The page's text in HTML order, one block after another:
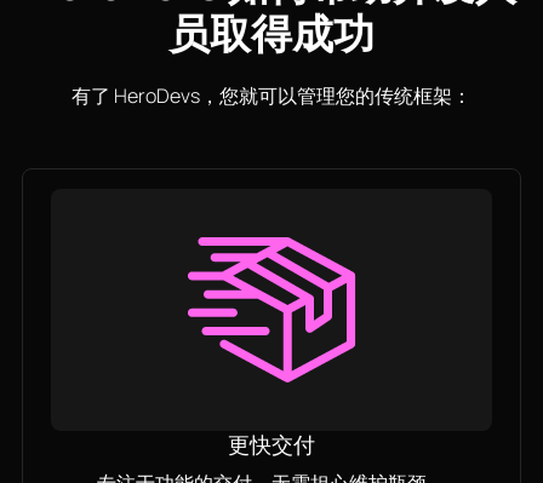
员取得成功
有了 HeroDevs，您就可以管理您的传统框架：
更快交付